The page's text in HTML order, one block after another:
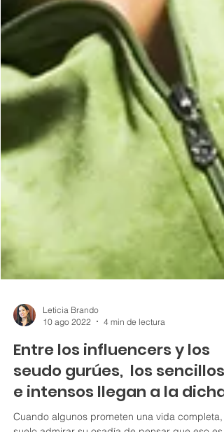
10 ago 2022
4 min de lectura
Entre los influencers y los
seudo gurúes, los sencillos
e intensos llegan a la dicha